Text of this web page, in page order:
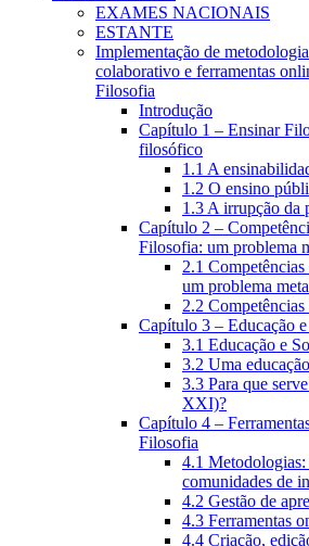
EXAMES NACIONAIS
ESTANTE
Implementação de
colaborativo e ferramentas
Filosofia
Introdução
Capítulo 1 – Ensinar
filosófico
1.1 A
1.2 O ensino
1.3 A irrupção da
Capítulo 2 –
Filosofia: um problema
2.1
um problema
2.2
Capítulo 3 – Educação
3.1 Educação e
3.2 Uma
3.3 Para que
XXI)?
Capítulo 4 –
Filosofia
4.1
comunidades de
4.2 Gestão de
4.3 Ferramentas
4.4 Criação,